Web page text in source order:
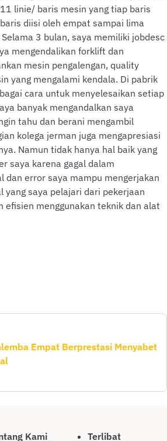
linie/ baris mesin yang tiap baris
diisi oleh empat sampai lima
3 bulan, saya memiliki jobdesc
mengendalikan forklift dan
mesin pengalengan, quality
yang mengalami kendala. Di pabrik
cara untuk menyelesaikan setiap
banyak mengandalkan saya
tahu dan berani mengambil
kolega jerman juga mengapresiasi
Namun tidak hanya hal baik yang
saya karena gagal dalam
dan error saya mampu mengerjakan
yang saya pelajari dari pekerjaan
efisien menggunakan teknik dan alat
Empat Berprestasi Menyabet
Kami Terlibat